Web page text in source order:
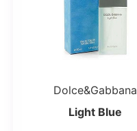
Dolce&Gabbana
Light Blue